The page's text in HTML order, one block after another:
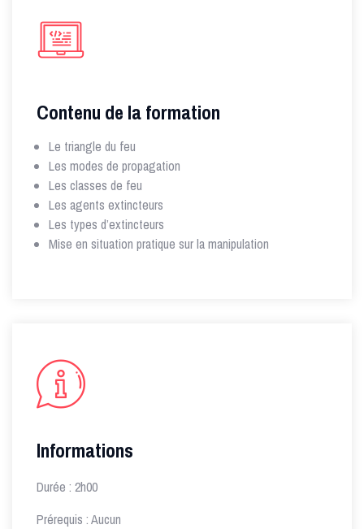
Contenu de la formation
Le triangle du feu
Les modes de propagation
Les classes de feu
Les agents extincteurs
Les types d’extincteurs
Mise en situation pratique sur la manipulation
Informations
Durée : 2h00
Prérequis : Aucun